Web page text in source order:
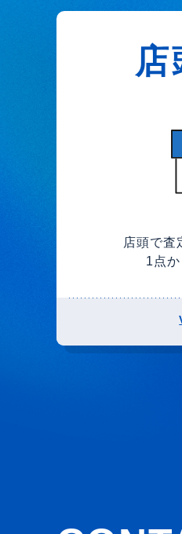
店
店頭で査
1点か